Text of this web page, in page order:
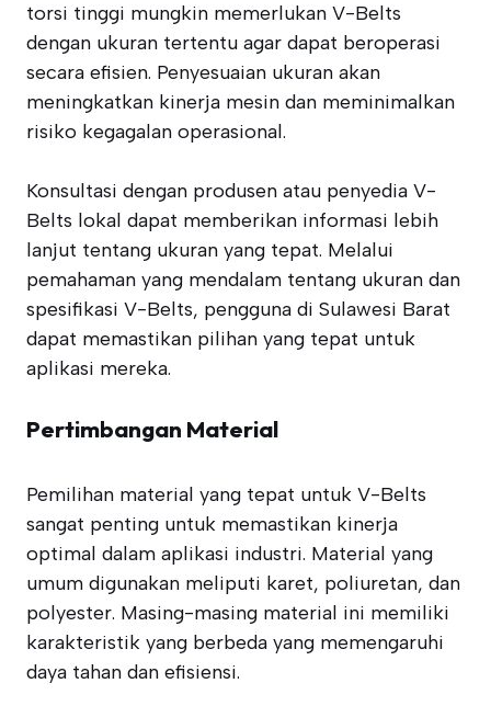
torsi tinggi mungkin memerlukan V-Belts
dengan ukuran tertentu agar dapat beroperasi
secara efisien. Penyesuaian ukuran akan
meningkatkan kinerja mesin dan meminimalkan
risiko kegagalan operasional.
Konsultasi dengan produsen atau penyedia V-
Belts lokal dapat memberikan informasi lebih
lanjut tentang ukuran yang tepat. Melalui
pemahaman yang mendalam tentang ukuran dan
spesifikasi V-Belts, pengguna di Sulawesi Barat
dapat memastikan pilihan yang tepat untuk
aplikasi mereka.
Pertimbangan Material
Pemilihan material yang tepat untuk V-Belts
sangat penting untuk memastikan kinerja
optimal dalam aplikasi industri. Material yang
umum digunakan meliputi karet, poliuretan, dan
polyester. Masing-masing material ini memiliki
karakteristik yang berbeda yang memengaruhi
daya tahan dan efisiensi.